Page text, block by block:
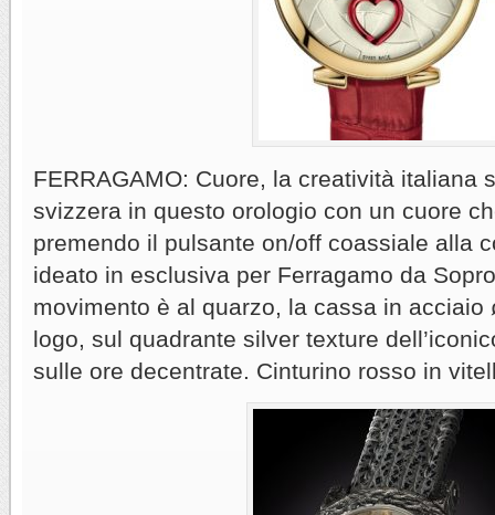
FERRAGAMO: Cuore, la creatività italiana
svizzera in questo orologio con un cuore
premendo il pulsante on/off coassiale alla
ideato in esclusiva per Ferragamo da
movimento è al quarzo, la cassa in acciaio
logo, sul quadrante silver texture
sulle ore decentrate. Cinturino rosso in